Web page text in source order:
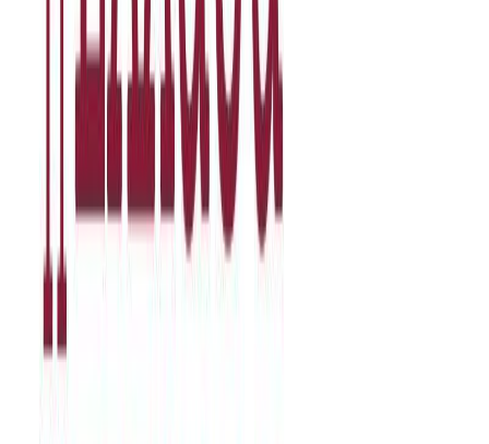
Περίληψη
Το εμβληματικό έργο του Εντμόντ Αμπού για την Ελλάδα του
πολιτική, τίποτε δεν μένει στο απυρόβλητο από την οξυδερκή ματιά